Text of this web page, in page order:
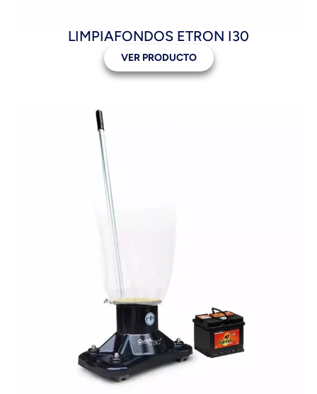
LIMPIAFONDOS ETRON I30
VER PRODUCTO